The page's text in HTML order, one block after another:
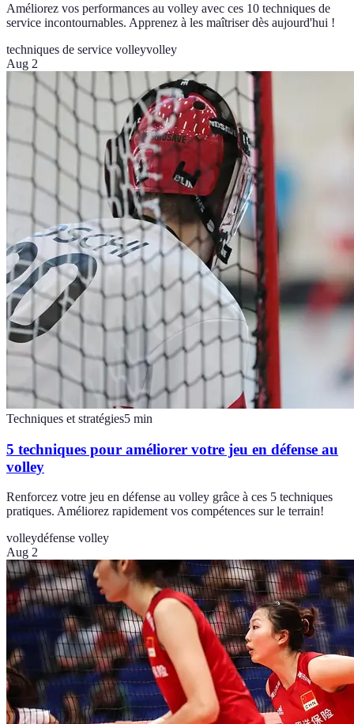
Améliorez vos performances au volley avec ces 10 techniques de
service incontournables. Apprenez à les maîtriser dès aujourd'hui !
techniques de service volleyvolley
Aug 2
Techniques et stratégies5 min
5 techniques pour améliorer votre jeu en défense au
volley
Renforcez votre jeu en défense au volley grâce à ces 5 techniques
pratiques. Améliorez rapidement vos compétences sur le terrain!
volleydéfense volley
Aug 2